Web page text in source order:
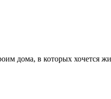
дома, в которых хочется